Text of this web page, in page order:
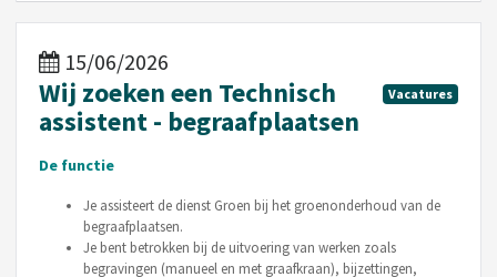
15/06/2026
Vacatures
Wij zoeken een Technisch
assistent - begraafplaatsen
De functie
Je assisteert de dienst Groen bij het groenonderhoud van de
begraafplaatsen.
Je bent betrokken bij de uitvoering van werken zoals
begravingen (manueel en met graafkraan), bijzettingen,